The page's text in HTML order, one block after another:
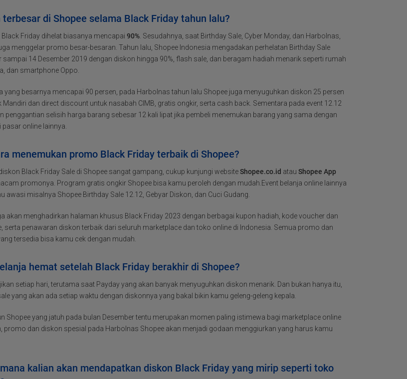
di Shopee selama Black Friday tahun lalu?
Friday dihelat biasanya mencapai 90% . Sesudahnya, saat Birthday Sale, Cyber Monday, dan Harbolnas,
menggelar promo besar-besaran. Tahun lalu, Shopee Indonesia mengadakan perhelatan Birthday Sale
sampai 14 Desember 2019 dengan diskon hingga 90%, flash sale, dan beragam hadiah menarik seperti rumah
dan smartphone Oppo.
yang besarnya mencapai 90 persen, pada Harbolnas tahun lalu Shopee juga menyuguhkan diskon 25 persen
Mandiri dan direct discount untuk nasabah CIMB, gratis ongkir, serta cash back. Sementara pada event 12.12
penggantian selisih harga barang sebesar 12 kali lipat jika pembeli menemukan barang yang sama dengan
online lainnya.
menemukan promo Black Friday terbaik di Shopee?
Black Friday Sale di Shopee sangat gampang, cukup kunjungi websiteShopee.co.id atau Shopee App
promonya. Program gratis ongkir Shopee bisa kamu peroleh dengan mudah.Event belanja online lainnya
awasi misalnya Shopee Birthday Sale 12.12, Gebyar Diskon, dan Cuci Gudang.
akan menghadirkan halaman khusus Black Friday 2023 dengan berbagai kupon hadiah, kode voucher dan
serta penawaran diskon terbaik dari seluruh marketplace dan toko online di Indonesia. Semua promo dan
tersedia bisa kamu cek dengan mudah.
hemat setelah Black Friday berakhir di Shopee?
setiap hari, terutama saat Payday yang akan banyak menyuguhkan diskon menarik. Dan bukan hanya itu,
yang akan ada setiap waktu dengan diskonnya yang bakal bikin kamu geleng-geleng kepala.
Shopee yang jatuh pada bulan Desember tentu merupakan momen paling istimewa bagi marketplace online
promo dan diskon spesial pada Harbolnas Shopee akan menjadi godaan menggiurkan yang harus kamu
kalian akan mendapatkan diskon Black Friday yang mirip seperti toko